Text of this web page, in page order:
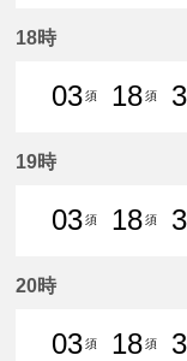
18時
03須
18須
19時
03須
18須
20時
03須
18須